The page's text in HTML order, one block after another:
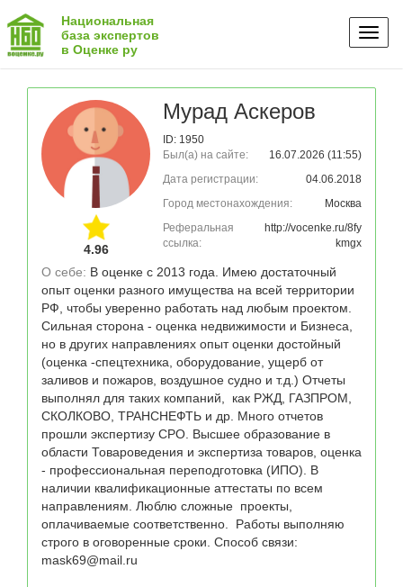
Национальная
база экспертов
в Оценке ру
4.96
Мурад Аскеров
ID: 1950
Был(а) на сайте:
16.07.2026 (11:55)
Дата регистрации:
04.06.2018
Город местонахождения:
Москва
Реферальная
ссылка:
http://vocenke.ru/8fy
kmgx
О себе: В оценке с 2013 года. Имею достаточный
опыт оценки разного имущества на всей территории
РФ, чтобы уверенно работать над любым проектом.
Сильная сторона - оценка недвижимости и Бизнеса,
но в других направлениях опыт оценки достойный
(оценка -спецтехника, оборудование, ущерб от
заливов и пожаров, воздушное судно и т.д.) Отчеты
выполнял для таких компаний,  как РЖД, ГАЗПРОМ,
СКОЛКОВО, ТРАНСНЕФТЬ и др. Много отчетов
прошли экспертизу СРО. Высшее образование в
области Товароведения и экспертиза товаров, оценка
- профессиональная переподготовка (ИПО). В
наличии квалификационные аттестаты по всем
направлениям. Люблю сложные  проекты,
оплачиваемые соответственно.  Работы выполняю
строго в оговоренные сроки. Способ связи: